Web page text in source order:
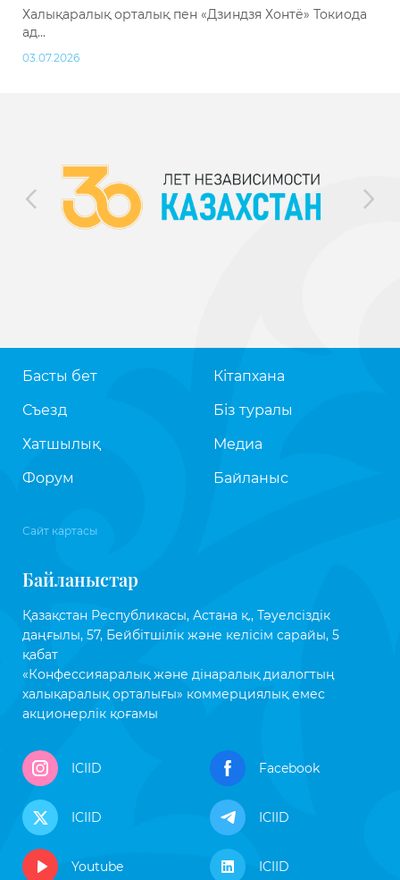
Халықаралық орталық пен «Дзиндзя Хонтё» Токиода
ад...
03.07.2026
Басты бет
Съезд
Хатшылық
Форум
Кітапхана
Біз туралы
Медиа
Байланыс
Сайт картасы
Байланыстар
Қазақстан Республикасы, Астана қ., Тәуелсіздік
даңғылы, 57, Бейбітшілік және келісім сарайы, 5
қабат
«Конфессияаралық және дінаралық диалогтың
халықаралық орталығы» коммерциялық емес
акционерлік қоғамы
ICIID Facebook
ICIID ICIID
Youtube ICIID